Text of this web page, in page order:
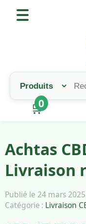
🛒
0
Achtas
Livraison
Publié le 24 mars
Catégorie : Livraison